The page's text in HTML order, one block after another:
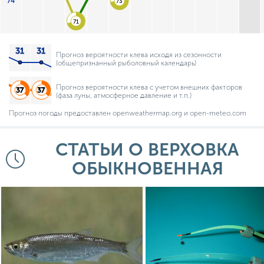
71
Прогноз вероятности клева исходя из сезонности
(общепризнанный рыболовный календарь)
Прогноз вероятности клева с учетом внешних факторов
(фаза луны, атмосферное давление и т.п.)
Прогноз погоды предоставлен openweathermap.org и open-meteo.com
СТАТЬИ О ВЕРХОВКА
ОБЫКНОВЕННАЯ